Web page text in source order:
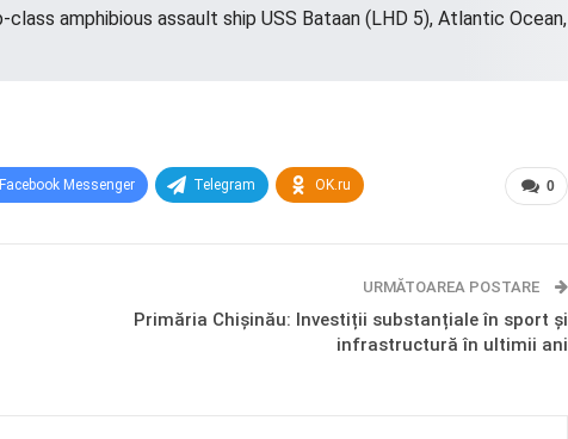
0
Facebook Messenger Telegram OK.ru
URMĂTOAREA POSTARE
Primăria Chișinău: Investiții substanțiale în sport și
infrastructură în ultimii ani